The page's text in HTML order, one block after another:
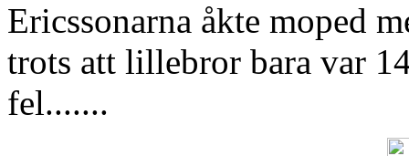
Ericssonarna åkte moped
trots att lillebror bara var
fel.......